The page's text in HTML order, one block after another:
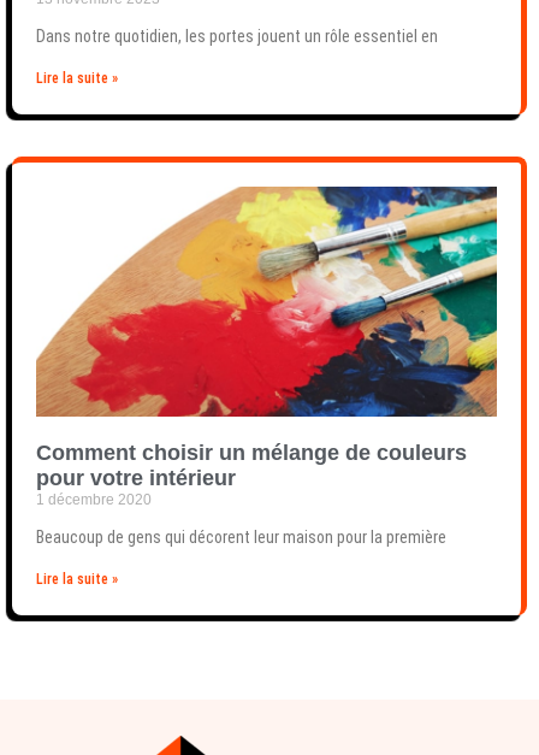
Dans notre quotidien, les portes jouent un rôle essentiel en
Lire la suite »
Comment choisir un mélange de couleurs
pour votre intérieur
1 décembre 2020
Beaucoup de gens qui décorent leur maison pour la première
Lire la suite »